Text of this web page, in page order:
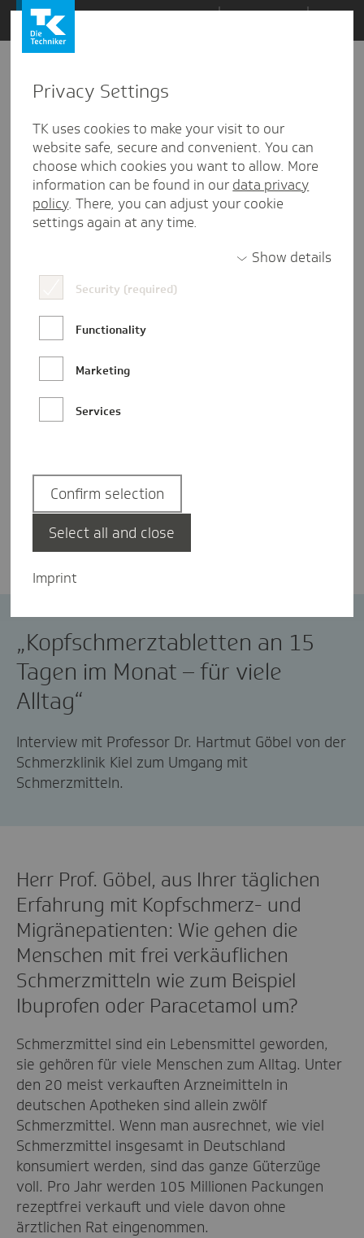
Zum
Inhalt
springen
den
Kommentaren
Anne Wunsch
„Kopfschmerztabletten an 15
Tagen im Monat – für viele
Alltag“
Interview mit Professor Dr. Hartmut Göbel von der
Schmerzklinik Kiel zum Umgang mit
Schmerzmitteln.
Herr Prof. Göbel, aus Ihrer täglichen
Erfahrung mit Kopfschmerz- und
Migränepatienten: Wie gehen die
Menschen mit frei verkäuflichen
Schmerzmitteln wie zum Beispiel
Ibuprofen oder Paracetamol um?
Schmerzmittel sind ein Lebensmittel geworden,
sie gehören für viele Menschen zum Alltag. Unter
den 20 meist verkauften Arzneimitteln in
deutschen Apotheken sind allein zwölf
Schmerzmittel. Wenn man ausrechnet, wie viel
Schmerzmittel insgesamt in Deutschland
konsumiert werden, sind das ganze Güterzüge
voll. Pro Jahr werden 105 Millionen Packungen
rezeptfrei verkauft und viele davon ohne
ärztlichen Rat eingenommen.
Privacy Settings
TK uses cookies to make your visit to our
website safe, secure and convenient. You can
choose which cookies you want to allow. More
information can be found in our data privacy
policy. There, you can adjust your cookie
settings again at any time.
Show details
Security (required)
Functionality
Marketing
Services
Imprint
Confirm selection
Select all and close